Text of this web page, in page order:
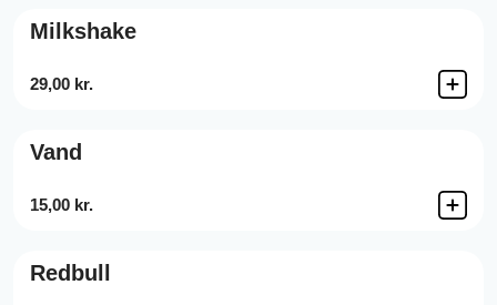
Milkshake
29,00 kr.
Vand
15,00 kr.
Redbull